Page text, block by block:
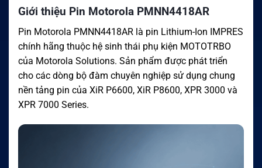
Giới thiệu Pin Motorola PMNN4418AR
Pin Motorola PMNN4418AR là pin Lithium-Ion IMPRES
chính hãng thuộc hệ sinh thái phụ kiện MOTOTRBO
của Motorola Solutions. Sản phẩm được phát triển
cho các dòng bộ đàm chuyên nghiệp sử dụng chung
nền tảng pin của XiR P6600, XiR P8600, XPR 3000 và
XPR 7000 Series.